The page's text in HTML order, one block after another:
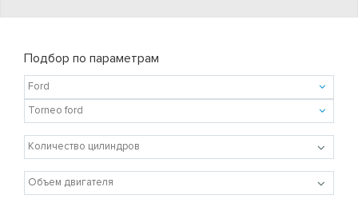
Подбор по параметрам